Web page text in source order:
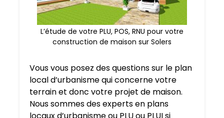
L’étude de votre PLU, POS, RNU pour votre
construction de maison sur Solers
Vous vous posez des questions sur le plan
local d’urbanisme qui concerne votre
terrain et donc votre projet de maison.
Nous sommes des experts en plans